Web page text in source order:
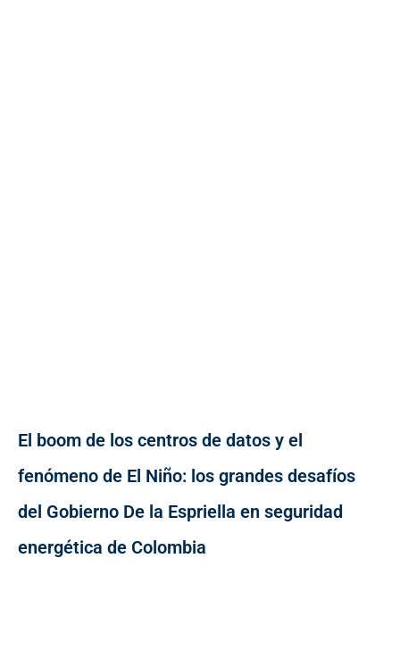
El boom de los centros de datos y el
fenómeno de El Niño: los grandes desafíos
del Gobierno De la Espriella en seguridad
energética de Colombia